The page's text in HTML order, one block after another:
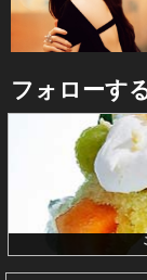
フォローす